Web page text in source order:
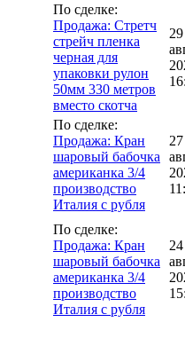
По сделке:
Продажа: Стретч
стрейч пленка
черная для
упаковки рулон
50мм 330 метров
вместо скотча
29
По сделке:
Продажа: Кран
шаровый бабочка
американка 3/4
производство
Италия с рубля
27
По сделке:
Продажа: Кран
шаровый бабочка
американка 3/4
производство
Италия с рубля
24